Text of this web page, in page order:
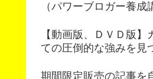
（パワーブロガー養
【動画版、ＤＶＤ版】
ての圧倒的な強みを見
期間限定販売の記事を